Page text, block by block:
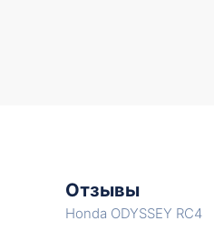
Отзывы
Honda ODYSSEY RC4